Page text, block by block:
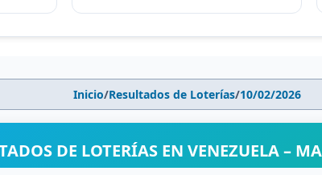
Inicio/Resultados de Loterías/10/02/2026
DE LOTERÍAS EN VENEZUELA –